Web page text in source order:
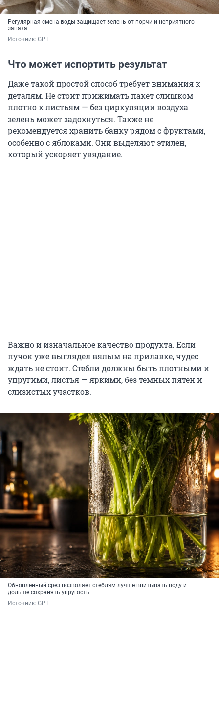
Регулярная смена воды защищает зелень от порчи и неприятного
запаха
Источник: GPT
Что может испортить результат
Даже такой простой способ требует внимания к
деталям. Не стоит прижимать пакет слишком
плотно к листьям — без циркуляции воздуха
зелень может задохнуться. Также не
рекомендуется хранить банку рядом с фруктами,
особенно с яблоками. Они выделяют этилен,
который ускоряет увядание.
Важно и изначальное качество продукта. Если
пучок уже выглядел вялым на прилавке, чудес
ждать не стоит. Стебли должны быть плотными и
упругими, листья — яркими, без темных пятен и
слизистых участков.
Обновленный срез позволяет стеблям лучше впитывать воду и
дольше сохранять упругость
Источник: GPT